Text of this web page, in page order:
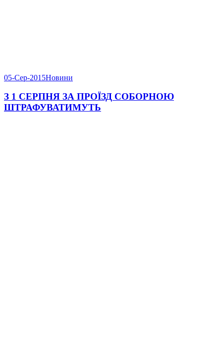
05-Сер-2015Новини
З 1 СЕРПНЯ ЗА ПРОЇЗД СОБОРНОЮ
ШТРАФУВАТИМУТЬ